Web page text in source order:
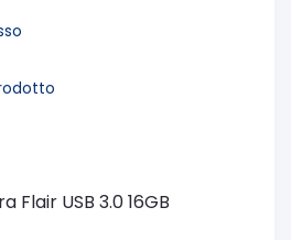
Flair USB 3.0 16GB